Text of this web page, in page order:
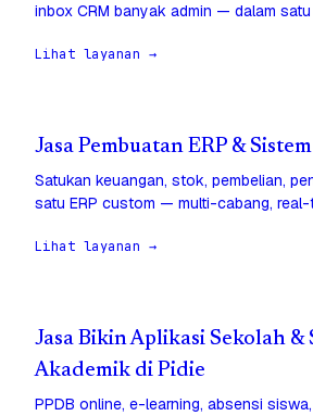
inbox CRM banyak admin — dalam satu
Lihat layanan →
Jasa Pembuatan ERP &
Satukan keuangan, stok, pembelian,
satu ERP custom — multi-cabang, real-
Lihat layanan →
Jasa Bikin Aplikasi Sekolah &
Akademik di Pidie
PPDB online, e-learning, absensi